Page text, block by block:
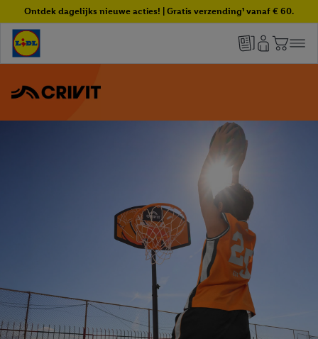
Ontdek dagelijks nieuwe acties! | Gratis verzending¹ vanaf € 60.